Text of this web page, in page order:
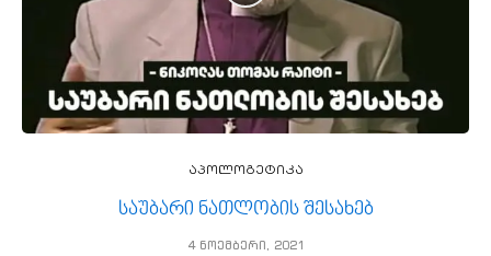
აპოლოგეტიკა
საუბარი ნათლობის შესახებ
4 ნოემბერი, 2021